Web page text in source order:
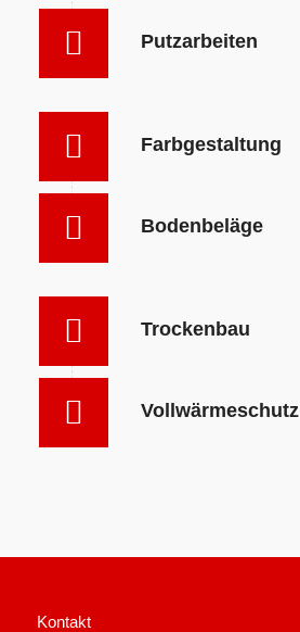
Putzarbeiten
Farbgestaltung
Bodenbeläge
Trockenbau
Vollwärmeschutz
Kontakt